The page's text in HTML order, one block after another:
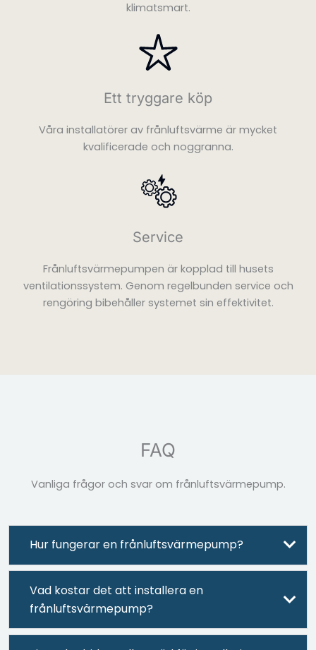
klimatsmart.
Ett tryggare köp
Våra installatörer av frånluftsvärme är mycket
kvalificerade och noggranna.
FÖRNYBAR
ENERGI
Service
Frånluftsvärmepumpen är kopplad till husets
ventilationssystem. Genom regelbunden service och
rengöring bibehåller systemet sin effektivitet.
FAQ
Vanliga frågor och svar om frånluftsvärmepump.
Hur fungerar en frånluftsvärmepump?
Vad kostar det att installera en
frånluftsvärmepump?